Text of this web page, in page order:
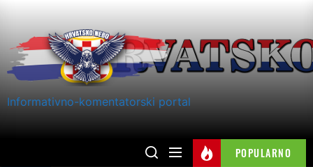
content
Informativno-komentatorski portal
POPULARNO